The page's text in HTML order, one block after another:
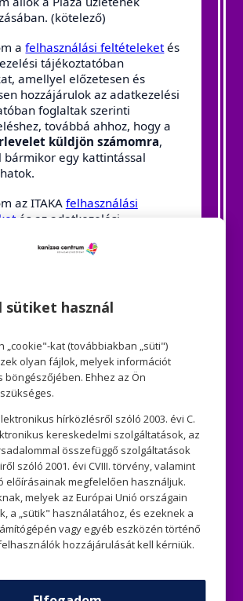
sütiket használ
„cookie"-kat (továbbiakban „süti")
olyan fájlok, melyek információt
böngészőjében. Ehhez az Ön
hírközlésről szóló 2003. évi C.
kereskedelmi szolgáltatások, az
összefüggő szolgáltatások
szóló 2001. évi CVIII. törvény, valamint
előírásainak megfelelően használjuk.
melyek az Európai Unió országain
a „sütik" használatához, és ezeknek a
vagy egyéb eszközén történő
hozzájárulását kell kérniük.